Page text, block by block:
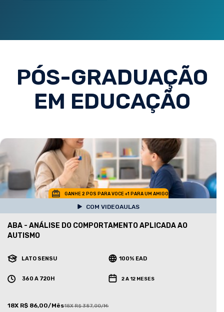
PÓS-GRADUAÇÃO
EM EDUCAÇÃO
GANHE 2 POS PARA VOCE +1 PARA UM AMIGO
COM VIDEOAULAS
ABA - ANÁLISE DO COMPORTAMENTO APLICADA AO
AUTISMO
LATO SENSU 100% EAD
360 A 720H 2 A 12 MESES
18X R$ 86,00/Mês18X R$ 387,00/Mês